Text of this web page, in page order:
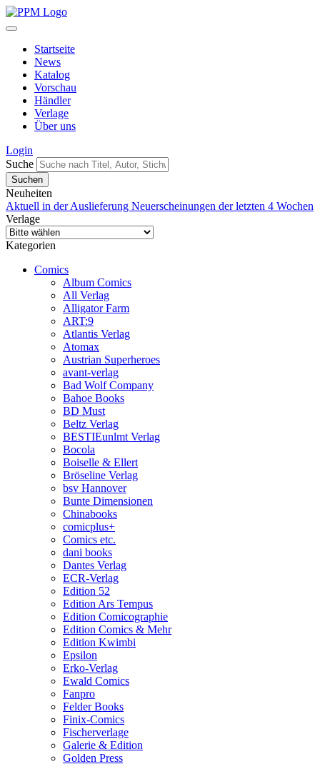
Startseite
News
Katalog
Vorschau
Händler
Verlage
Über uns
Login
Suche
Neuheiten
Aktuell in der Auslieferung Neuerscheinungen der letzten 4 Wochen
Verlage
Kategorien
Comics
Album Comics
All Verlag
Alligator Farm
ART:9
Atlantis Verlag
Atomax
Austrian Superheroes
avant-verlag
Bad Wolf Company
Bahoe Books
BD Must
Beltz Verlag
BESTIEunlmt Verlag
Bocola
Boiselle & Ellert
Bröseline Verlag
bsv Hannover
Bunte Dimensionen
Chinabooks
comicplus+
Comics etc.
dani books
Dantes Verlag
ECR-Verlag
Edition 52
Edition Ars Tempus
Edition Comicographie
Edition Comics & Mehr
Edition Kwimbi
Epsilon
Erko-Verlag
Ewald Comics
Fanpro
Felder Books
Finix-Comics
Fischerverlage
Galerie & Edition
Golden Press